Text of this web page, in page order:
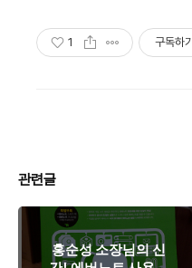
1 구독하기
관련글
홍순성 소장님의 신